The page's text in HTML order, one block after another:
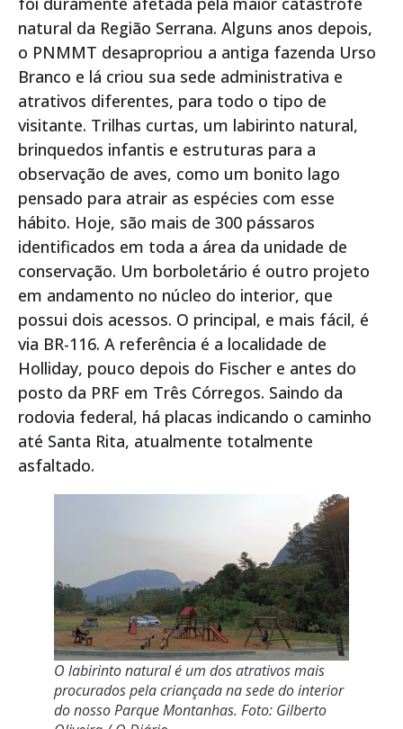
natural da Região Serrana. Alguns anos depois,
o PNMMT desapropriou a antiga fazenda Urso
Branco e lá criou sua sede administrativa e
atrativos diferentes, para todo o tipo de
visitante. Trilhas curtas, um labirinto natural,
brinquedos infantis e estruturas para a
observação de aves, como um bonito lago
pensado para atrair as espécies com esse
hábito. Hoje, são mais de 300 pássaros
identificados em toda a área da unidade de
conservação. Um borboletário é outro projeto
em andamento no núcleo do interior, que
possui dois acessos. O principal, e mais fácil, é
via BR-116. A referência é a localidade de
Holliday, pouco depois do Fischer e antes do
posto da PRF em Três Córregos. Saindo da
rodovia federal, há placas indicando o caminho
até Santa Rita, atualmente totalmente
asfaltado.
O labirinto natural é um dos atrativos mais
procurados pela criançada na sede do interior
do nosso Parque Montanhas. Foto: Gilberto